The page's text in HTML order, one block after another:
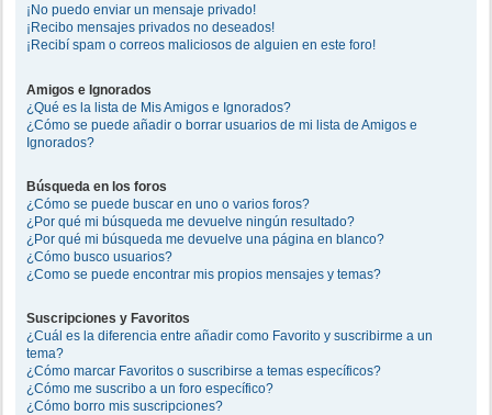
¡No puedo enviar un mensaje privado!
¡Recibo mensajes privados no deseados!
¡Recibí spam o correos maliciosos de alguien en este foro!
Amigos e Ignorados
¿Qué es la lista de Mis Amigos e Ignorados?
¿Cómo se puede añadir o borrar usuarios de mi lista de Amigos e
Ignorados?
Búsqueda en los foros
¿Cómo se puede buscar en uno o varios foros?
¿Por qué mi búsqueda me devuelve ningún resultado?
¿Por qué mi búsqueda me devuelve una página en blanco?
¿Cómo busco usuarios?
¿Como se puede encontrar mis propios mensajes y temas?
Suscripciones y Favoritos
¿Cuál es la diferencia entre añadir como Favorito y suscribirme a un
tema?
¿Cómo marcar Favoritos o suscribirse a temas específicos?
¿Cómo me suscribo a un foro específico?
¿Cómo borro mis suscripciones?